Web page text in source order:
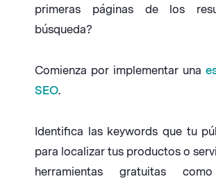
primeras páginas de los
búsqueda?
Comienza por implementar una
SEO.
Identifica las keywords que tu
para localizar tus productos o
herramientas gratuitas